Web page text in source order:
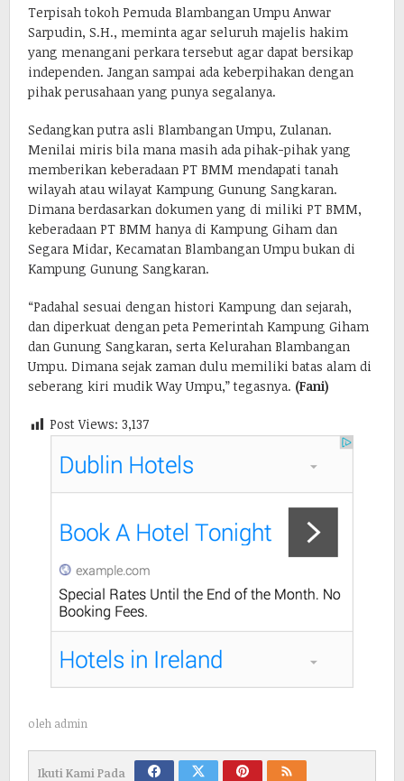
Terpisah tokoh Pemuda Blambangan Umpu Anwar
Sarpudin, S.H., meminta agar seluruh majelis hakim
yang menangani perkara tersebut agar dapat bersikap
independen. Jangan sampai ada keberpihakan dengan
pihak perusahaan yang punya segalanya.
Sedangkan putra asli Blambangan Umpu, Zulanan.
Menilai miris bila mana masih ada pihak-pihak yang
memberikan keberadaan PT BMM mendapati tanah
wilayah atau wilayat Kampung Gunung Sangkaran.
Dimana berdasarkan dokumen yang di miliki PT BMM,
keberadaan PT BMM hanya di Kampung Giham dan
Segara Midar, Kecamatan Blambangan Umpu bukan di
Kampung Gunung Sangkaran.
“Padahal sesuai dengan histori Kampung dan sejarah,
dan diperkuat dengan peta Pemerintah Kampung Giham
dan Gunung Sangkaran, serta Kelurahan Blambangan
Umpu. Dimana sejak zaman dulu memiliki batas alam di
seberang kiri mudik Way Umpu,” tegasnya. (Fani)
Post Views: 3,137
oleh admin
Ikuti Kami Pada